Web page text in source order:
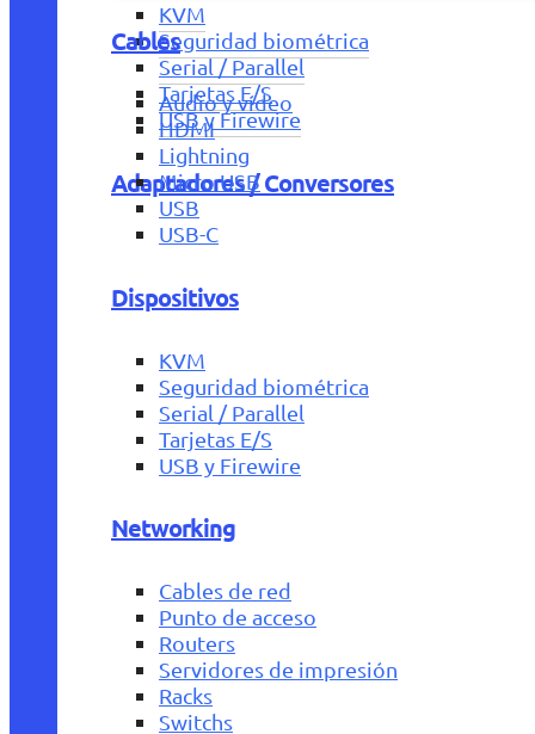
KVM
Seguridad biométrica
Serial / Parallel
Tarjetas E/S
USB y Firewire
Adaptadores / Conversores
Cables
Audio y vídeo
HDMI
Lightning
Micro USB
USB
USB-C
Dispositivos
KVM
Seguridad biométrica
Serial / Parallel
Tarjetas E/S
USB y Firewire
Networking
Cables de red
Punto de acceso
Routers
Servidores de impresión
Racks
Switchs